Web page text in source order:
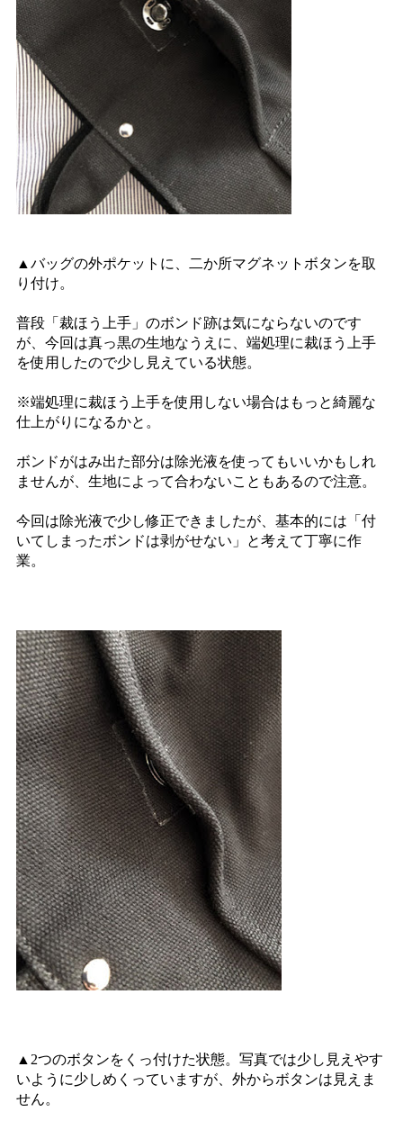
▲バッグの外ポケットに、二か所マグネットボタンを取
り付け。
普段「裁ほう上手」のボンド跡は気にならないのです
が、今回は真っ黒の生地なうえに、端処理に裁ほう上手
を使用したので少し見えている状態。
※端処理に裁ほう上手を使用しない場合はもっと綺麗な
仕上がりになるかと。
ボンドがはみ出た部分は除光液を使ってもいいかもしれ
ませんが、生地によって合わないこともあるので注意。
今回は除光液で少し修正できましたが、基本的には「付
いてしまったボンドは剥がせない」と考えて丁寧に作
業。
▲2つのボタンをくっ付けた状態。写真では少し見えやす
いように少しめくっていますが、外からボタンは見えま
せん。